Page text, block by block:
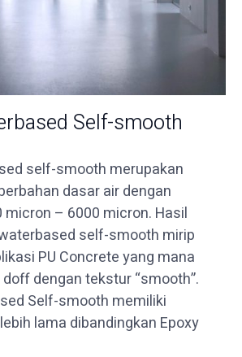
Self-smooth
self-smooth merupakan
dasar air dengan
micron – 6000 micron. Hasil
self-smooth mirip
PU Concrete yang mana
dengan tekstur “smooth”.
Self-smooth memiliki
lama dibandingkan Epoxy